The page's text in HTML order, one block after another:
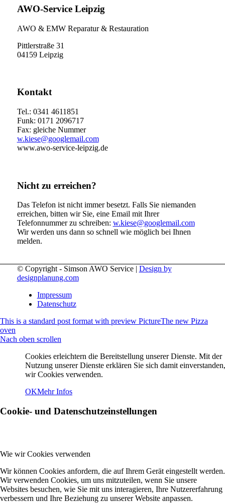
AWO-Service Leipzig
AWO & EMW Reparatur & Restauration
Pittlerstraße 31
04159 Leipzig
Kontakt
Tel.: 0341 4611851
Funk: 0171 2096717
Fax: gleiche Nummer
w.kiese@googlemail.com
www.awo-service-leipzig.de
Nicht zu erreichen?
Das Telefon ist nicht immer besetzt. Falls Sie niemanden
erreichen, bitten wir Sie, eine Email mit Ihrer
Telefonnummer zu schreiben: w.kiese@googlemail.com
Wir werden uns dann so schnell wie möglich bei Ihnen
melden.
© Copyright - Simson AWO Service | Design by
designplanung.com
Impressum
Datenschutz
This is a standard post format with preview PictureThe new Pizza
oven
Nach oben scrollen
Cookies erleichtern die Bereitstellung unserer Dienste. Mit der
Nutzung unserer Dienste erklären Sie sich damit
wir Cookies verwenden.
OKMehr Infos
Cookie- und Datenschutzeinstellungen
Wie wir Cookies verwenden
Wir können Cookies anfordern, die auf Ihrem Gerät eingestellt werden.
Wir verwenden Cookies, um uns mitzuteilen, wenn Sie unsere
Websites besuchen, wie Sie mit uns interagieren, Ihre Nutzererfahrung
verbessern und Ihre Beziehung zu unserer Website anpassen.